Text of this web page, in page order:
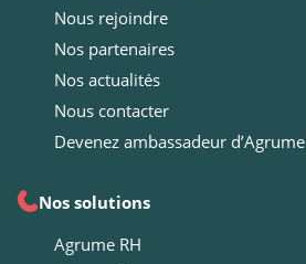
Nous rejoindre
Nos partenaires
Nos actualités
Nous contacter
Devenez ambassadeur d’Agrume
Nos solutions
Agrume RH